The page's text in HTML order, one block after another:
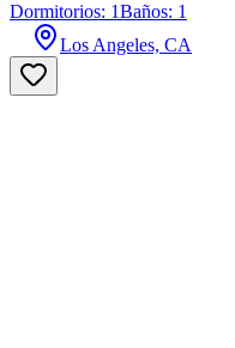
Dormitorios: 1Baños: 1
Los Angeles, CA